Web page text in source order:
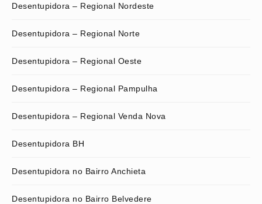
Desentupidora – Regional Nordeste
Desentupidora – Regional Norte
Desentupidora – Regional Oeste
Desentupidora – Regional Pampulha
Desentupidora – Regional Venda Nova
Desentupidora BH
Desentupidora no Bairro Anchieta
Desentupidora no Bairro Belvedere